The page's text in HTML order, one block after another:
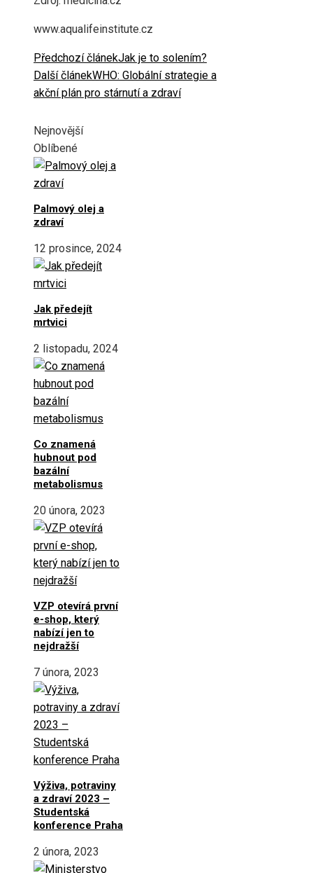
www.aqualifeinstitute.cz
Předchozí článekJak je to solením?
Další článekWHO: Globální strategie a
akční plán pro stárnutí a zdraví
Nejnovější
Oblíbené
Palmový olej a
zdraví
12 prosince, 2024
Jak předejít
mrtvici
2 listopadu, 2024
Co znamená
hubnout pod
bazální
metabolismus
20 února, 2023
VZP otevírá první
e-shop, který
nabízí jen to
nejdražší
7 února, 2023
Výživa, potraviny
a zdraví 2023 –
Studentská
konference Praha
2 února, 2023